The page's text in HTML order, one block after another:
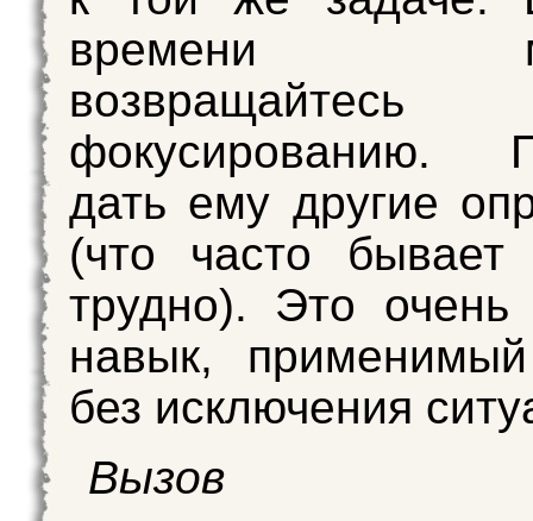
времени
фокусированию.
дать ему другие
(что часто бывает
трудно). Это очень
навык,
без исключения
Вызов